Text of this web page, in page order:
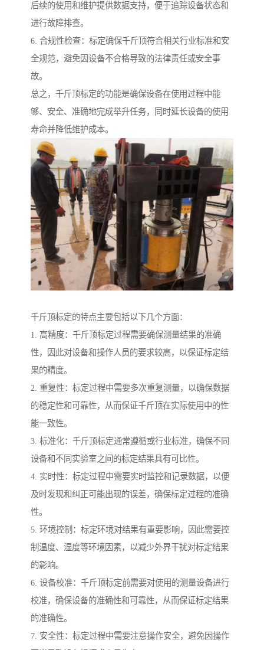
后续的使用和维护提供数据支持，便于追踪设备状态和
进行故障排查。
6. 合规性检查：标定确保千斤顶符合相关行业标准和安
全规范，避免因设备不合格导致的法律责任或安全事
故。
总之，千斤顶标定的功能是确保设备在使用过程中能
够、安全、准确地完成举升任务，同时延长设备的使用
寿命并降低维护成本。
千斤顶标定的特点主要包括以下几个方面：
1. 高精度：千斤顶标定过程需要确保测量结果的准确
性，因此对设备和操作人员的要求较高，以保证标定结
果的精度。
2. 重复性：标定过程中需要多次重复测量，以确保数据
的稳定性和可靠性，从而保证千斤顶在实际使用中的性
能一致性。
3. 标准化：千斤顶标定通常遵循或行业标准，确保不同
设备和不同实验室之间的标定结果具有可比性。
4. 实时性：标定过程中需要实时监控和记录数据，以便
及时发现和纠正可能出现的误差，确保标定过程的准确
性。
5. 环境控制：标定环境对结果有重要影响，因此需要控
制温度、湿度等环境因素，以减少外界干扰对标定结果
的影响。
6. 设备校准：千斤顶标定前需要对使用的测量设备进行
校准，确保设备的准确性和可靠性，从而保证标定结果
的准确性。
7. 安全性：标定过程中需要注意操作安全，避免因操作